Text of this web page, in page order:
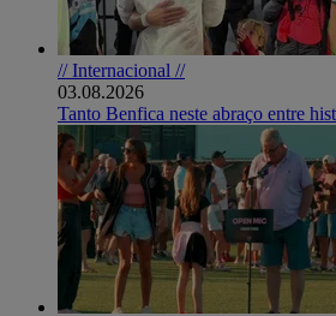
// Internacional //
03.08.2026
Tanto Benfica neste abraço entre